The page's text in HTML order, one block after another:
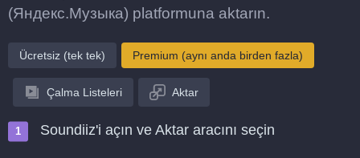
(Яндекс.Музыка) platformuna aktarın.
Ücretsiz (tek tek) Premium (aynı anda birden fazla)
Çalma Listeleri Aktar
Soundiiz'i açın ve Aktar aracını seçin